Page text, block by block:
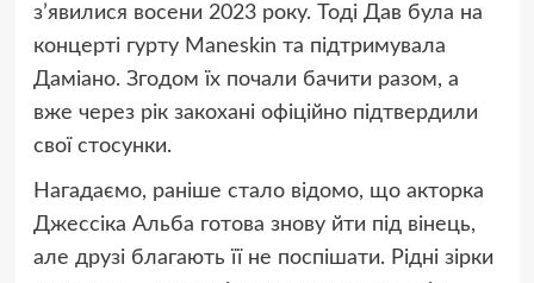
з’явилися восени 2023 року. Тоді Дав була на
концерті гурту Maneskin та підтримувала
Даміано. Згодом їх почали бачити разом, а
вже через рік закохані офіційно підтвердили
свої стосунки.
Нагадаємо, раніше стало відомо, що акторка
Джессіка Альба готова знову йти під вінець,
але друзі благають її не поспішати. Рідні зірки